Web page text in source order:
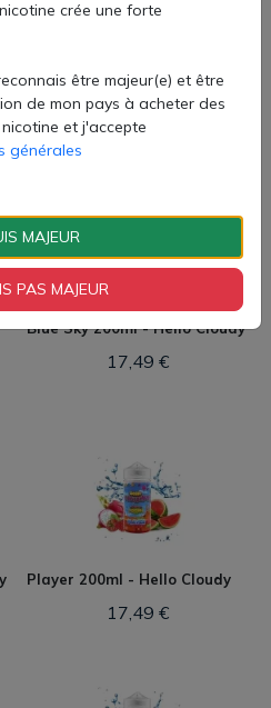
(citron, orange), adoucis
de fraîcheur légère
ml (dans flacons de 60 ml)
boostés
un bon équilibre entre
aromatique
Red Light 200ml - Hello
Cloudy
17,49 €
Blue Sky 200ml - Hello Cloudy
17,49 €
Player 200ml - Hello Cloudy
17,49 €
crée une forte
être majeur(e) et être
de mon pays à acheter des
et j'accepte
générales
MAJEUR
PAS MAJEUR